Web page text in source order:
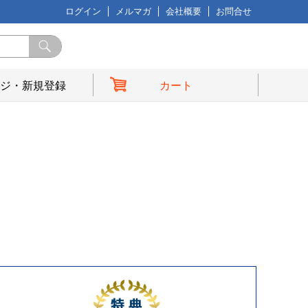
ログイン メルマガ 会社概要 お問合せ
・新規登録 カート